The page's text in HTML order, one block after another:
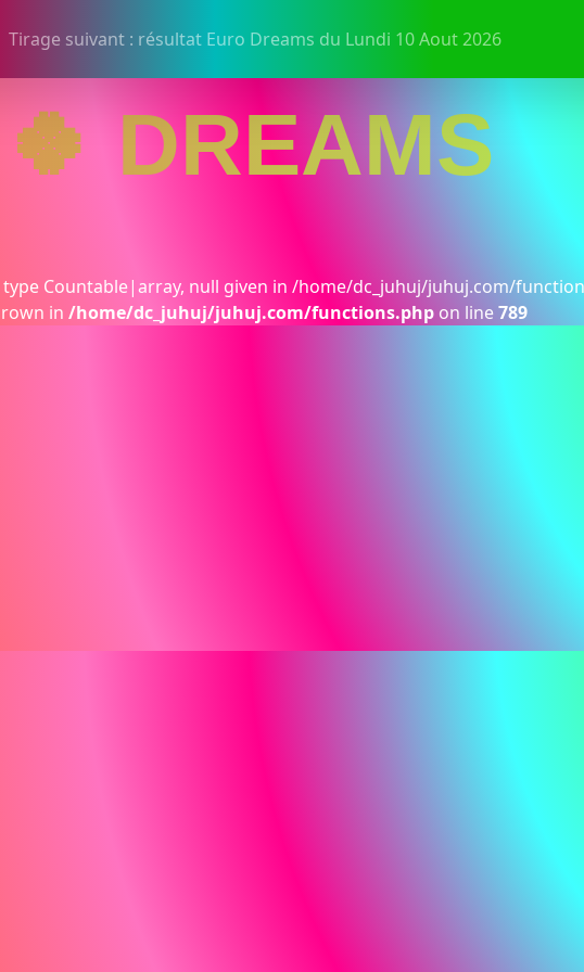
Tirage suivant : résultat Euro Dreams du Lundi 10 Aout 2026
DREAMS
Countable|array, null given in /home/dc_juhuj/juhuj.com/
in /home/dc_juhuj/juhuj.com/functions.php on line789